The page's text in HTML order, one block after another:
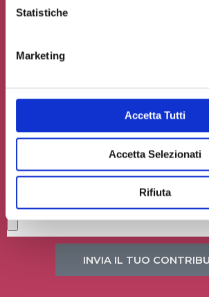
Statistiche
Marketing
Accetta Tutti
Accetta Selezionati
Rifiuta
Accetto laPrivacy Policydel sito web
Carica un file se necessario
INVIA IL TUO